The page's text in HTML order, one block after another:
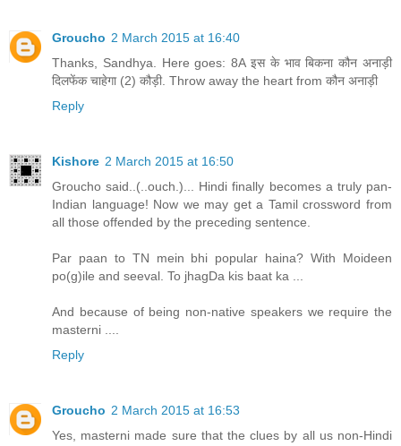
Groucho 2 March 2015 at 16:40
Thanks, Sandhya. Here goes: 8A इस के भाव बिकना कौन अनाड़ी
दिलफेंक चाहेगा (2) कौड़ी. Throw away the heart from कौन अनाड़ी
Reply
Kishore 2 March 2015 at 16:50
Groucho said..(..ouch.)... Hindi finally becomes a truly pan-
Indian language! Now we may get a Tamil crossword from
all those offended by the preceding sentence.
Par paan to TN mein bhi popular haina? With Moideen
po(g)ile and seeval. To jhagDa kis baat ka ...
And because of being non-native speakers we require the
masterni ....
Reply
Groucho 2 March 2015 at 16:53
Yes, masterni made sure that the clues by all us non-Hindi